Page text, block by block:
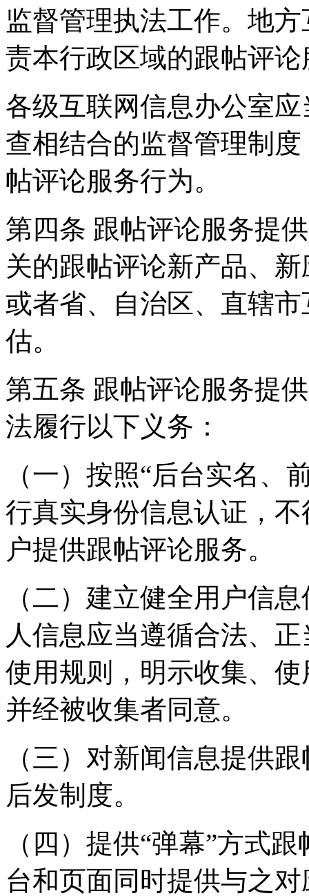
监督管理执法工作。地
责本行政区域的跟帖评
各级互联网信息办公室
查相结合的监督管理制
帖评论服务行为。
第四条 跟帖评论服务提
关的跟帖评论新产品、
或者省、自治区、直辖
估。
第五条 跟帖评论服务提
法履行以下义务：
（一）按照“后台实名、
行真实身份信息认证，
户提供跟帖评论服务。
（二）建立健全用户信
人信息应当遵循合法、
使用规则，明示收集、
并经被收集者同意。
（三）对新闻信息提供
后发制度。
（四）提供“弹幕”方式
台和页面同时提供与之